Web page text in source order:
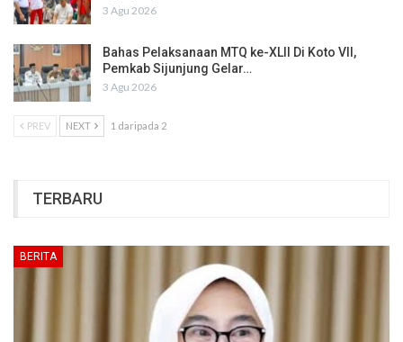
3 Agu 2026
Bahas Pelaksanaan MTQ ke-XLII Di Koto VII,
Pemkab Sijunjung Gelar…
3 Agu 2026
PREV NEXT 1 daripada 2
TERBARU
BERITA